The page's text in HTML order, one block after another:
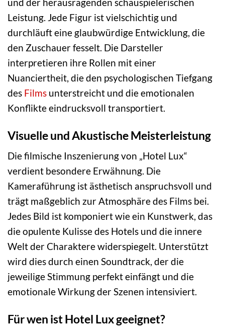
Leistung. Jede Figur ist vielschichtig und
durchläuft eine glaubwürdige Entwicklung, die
den Zuschauer fesselt. Die Darsteller
interpretieren ihre Rollen mit einer
Nuanciertheit, die den psychologischen Tiefgang
des Films unterstreicht und die emotionalen
Konflikte eindrucksvoll transportiert.
Visuelle und Akustische Meisterleistung
Die filmische Inszenierung von „Hotel Lux“
verdient besondere Erwähnung. Die
Kameraführung ist ästhetisch anspruchsvoll und
trägt maßgeblich zur Atmosphäre des Films bei.
Jedes Bild ist komponiert wie ein Kunstwerk, das
die opulente Kulisse des Hotels und die innere
Welt der Charaktere widerspiegelt. Unterstützt
wird dies durch einen Soundtrack, der die
jeweilige Stimmung perfekt einfängt und die
emotionale Wirkung der Szenen intensiviert.
Für wen ist Hotel Lux geeignet?